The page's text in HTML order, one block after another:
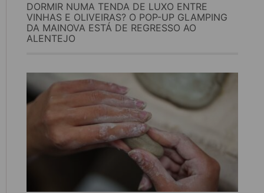
DORMIR NUMA TENDA DE LUXO ENTRE
VINHAS E OLIVEIRAS? O POP-UP GLAMPING
DA MAINOVA ESTÁ DE REGRESSO AO
ALENTEJO